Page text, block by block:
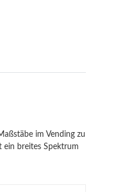
im Vending zu
ein breites Spektrum